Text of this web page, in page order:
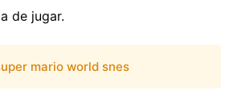
de jugar.
mario world snes